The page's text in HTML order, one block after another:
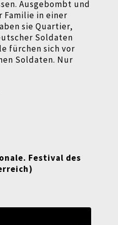
Ausgebombt und
in einer
sie Quartier,
Soldaten
fürchen sich vor
Soldaten. Nur
Festival des